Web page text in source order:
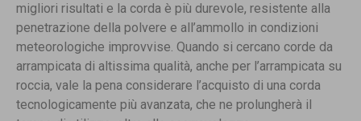
migliori risultati e la corda è più durevole, resistente alla
penetrazione della polvere e all’ammollo in condizioni
meteorologiche improvvise. Quando si cercano corde da
arrampicata di altissima qualità, anche per l’arrampicata su
roccia, vale la pena considerare l’acquisto di una corda
tecnologicamente più avanzata, che ne prolungherà il